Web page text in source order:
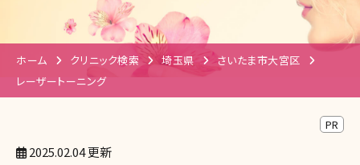
ホーム クリニック検索 埼玉県
さいたま市大宮区
レーザートーニング
PR
2025.02.04 更新